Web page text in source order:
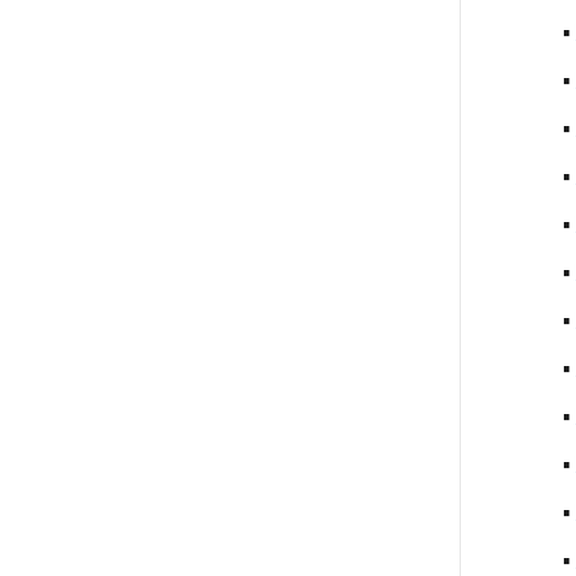
•
•
•
•
•
•
•
•
•
•
•
•